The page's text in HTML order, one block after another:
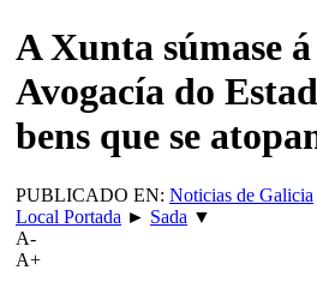
A Xunta súmase
Avogacía do
bens que se
PUBLICADO EN: Noticias de Galicia
Local Portada ► Sada ▼
A-
A+